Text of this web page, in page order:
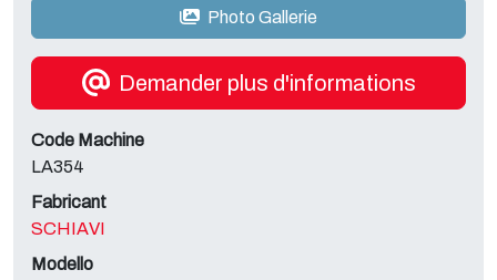
Photo Gallerie
Demander plus d'informations
Code Machine
LA354
Fabricant
SCHIAVI
Modello